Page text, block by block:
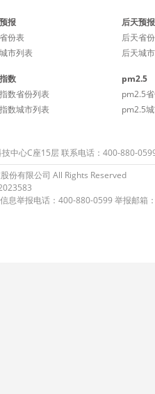
影响
气压小
报
份表
市列表
后天预报
后天省
后天城
数
数省份列表
数城市列表
pm2.5
pm2.5
pm2.5
中心C座15层 联系电话：400-880-
份有限公司 All Rights Reserved
息举报电话：400-880-0599 举报邮箱